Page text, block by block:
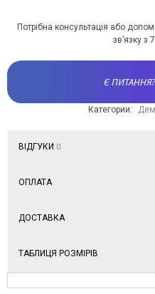
Потрібна консультація або
зв’язку з
Є
Категории:
ВІДГУКИ 0
ОПЛАТА
ДОСТАВКА
ТАБЛИЦЯ РОЗМІРІВ